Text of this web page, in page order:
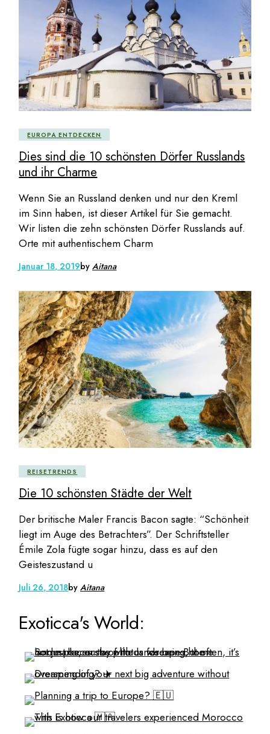
EUROPA ENTDECKEN
Dies sind die 10 schönsten Dörfer Russlands
und ihr Charme
Wenn Sie an Russland denken und nur den Kreml
im Sinn haben, ist dieser Artikel für Sie gemacht.
Wir listen die zehn schönsten Dörfer Russlands auf.
Orte mit authentischem Charm
Januar 18, 2019byAitana
REISETRENDS
Die 10 schönsten Städte der Welt
Der britische Maler Francis Bacon sagte: “Schönheit
liegt im Auge des Betrachters”. Der Schriftsteller
Émile Zola fügte sogar hinzu, dass es auf den
Geisteszustand u
Juli 26, 2018byAitana
Exoticca's World: